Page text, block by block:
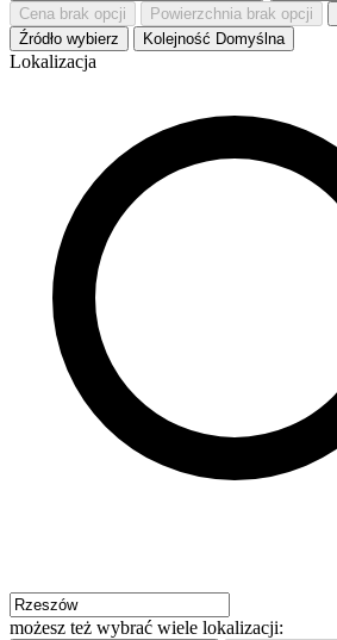
Cena brak opcji Powierzchnia brak opcji
Źródło wybierz Kolejność Domyślna
Lokalizacja
możesz też wybrać wiele lokalizacji: